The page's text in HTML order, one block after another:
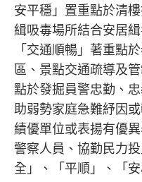
安平穩」置重點於清
緝吸毒場所結合安居
「交通順暢」著重點
區、景點交通疏導及
點於發掘員警忠勤、
助弱勢家庭急難紓因
績優單位或表揚有優
警察人員、協勤民力
全」、「平順」、「